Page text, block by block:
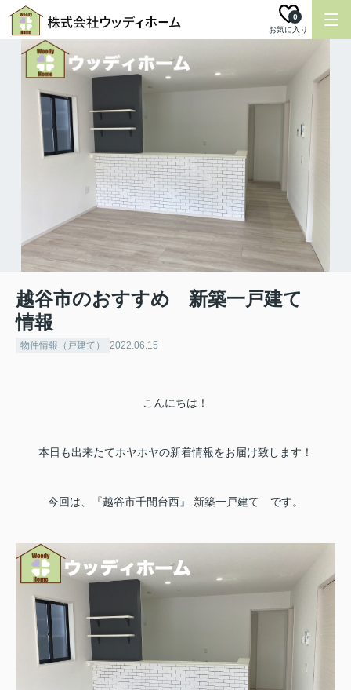
お気に入り
0
越谷市のおすすめ 新築一戸建て
情報
物件情報（戸建て） 2022.06.15
こんにちは！
本日も出来たてホヤホヤの新着情報をお届け致します！
今回は、『越谷市千間台西』 新築一戸建て です。